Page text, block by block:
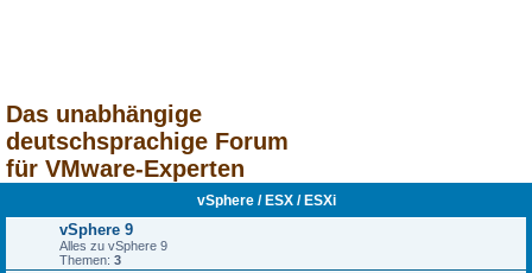
Das unabhängige
deutschsprachige Forum
für VMware-Experten
vSphere / ESX / ESXi
vSphere 9
Alles zu vSphere 9
Themen: 3